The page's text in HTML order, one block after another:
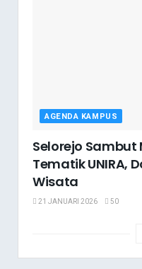
AGENDA KAMPUS
Selorejo Sambut
Tematik UNIRA,
Wisata
21 JANUARI 2026 50